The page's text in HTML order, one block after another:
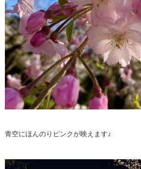
青空にほんのりピンクが映えます♪